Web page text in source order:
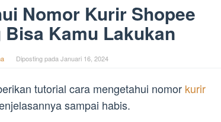
Nomor Kurir Shopee
Kamu Lakukan
Diposting padaJanuari 16, 2024
tutorial cara mengetahui nomor kurir
sampai habis.